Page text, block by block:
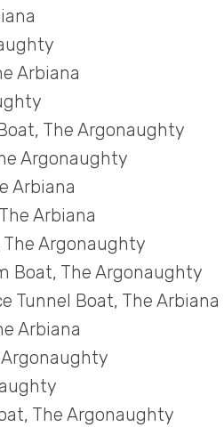
Arbiana
The Argonaughty
Argonaughty
Arbiana
Arbiana
Argonaughty
Boat, The Argonaughty
Tunnel Boat, The Arbiana
Arbiana
The Argonaughty